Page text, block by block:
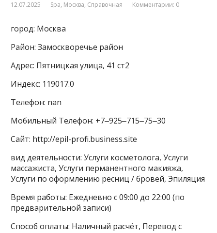
12.07.2025 Spa, Москва, Справочная Комментарии: 0
город: Москва
Район: Замоскворечье район
Адрес: Пятницкая улица, 41 ст2
Индекс: 119017.0
Телефон: nan
Мобильный Телефон: +7‒925‒715‒75‒30
Сайт: http://epil-profi.business.site
вид деятельности: Услуги косметолога, Услуги
массажиста, Услуги перманентного макияжа,
Услуги по оформлению ресниц / бровей, Эпиляция
Время работы: Ежедневно с 09:00 до 22:00 (по
предварительной записи)
Способ оплаты: Наличный расчёт, Перевод с